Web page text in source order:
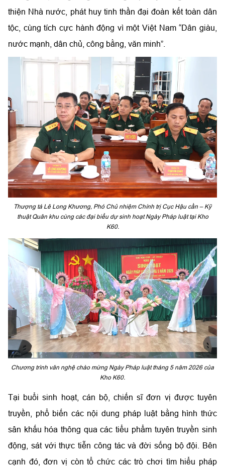
thiện Nhà nước, phát huy tinh thần đại đoàn kết toàn dân
tộc, cùng tích cực hành động vì một Việt Nam “Dân giàu,
nước mạnh, dân chủ, công bằng, văn minh”.
Thượng tá Lê Long Khương, Phó Chủ nhiệm Chính trị Cục Hậu cần – Kỹ
thuật Quân khu cùng các đại biểu dự sinh hoạt Ngày Pháp luật tại Kho
K60.
Chương trình văn nghệ chào mừng Ngày Pháp luật tháng 5 năm 2026 của
Kho K60.
Tại buổi sinh hoạt, cán bộ, chiến sĩ đơn vị được tuyên
truyền, phổ biến các nội dung pháp luật bằng hình thức
sân khấu hóa thông qua các tiểu phẩm tuyên truyền sinh
động, sát với thực tiễn công tác và đời sống bộ đội. Bên
cạnh đó, đơn vị còn tổ chức các trò chơi tìm hiểu pháp